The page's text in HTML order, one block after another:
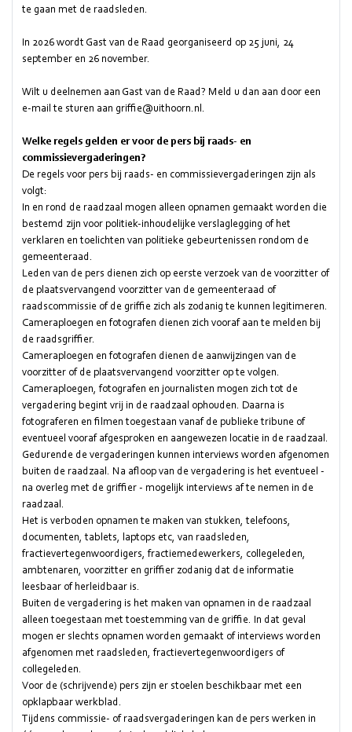
te gaan met de raadsleden.
In 2026 wordt Gast van de Raad georganiseerd op 25 juni, 24
september en 26 november.
Wilt u deelnemen aan Gast van de Raad? Meld u dan aan door een
e-mail te sturen aan griffie@uithoorn.nl.
Welke regels gelden er voor de pers bij raads- en
commissievergaderingen?
De regels voor pers bij raads- en commissievergaderingen zijn als
volgt:
In en rond de raadzaal mogen alleen opnamen gemaakt worden die
bestemd zijn voor politiek-inhoudelijke verslaglegging of het
verklaren en toelichten van politieke gebeurtenissen rondom de
gemeenteraad.
Leden van de pers dienen zich op eerste verzoek van de voorzitter of
de plaatsvervangend voorzitter van de gemeenteraad of
raadscommissie of de griffie zich als zodanig te kunnen legitimeren.
Cameraploegen en fotografen dienen zich vooraf aan te melden bij
de raadsgriffier.
Cameraploegen en fotografen dienen de aanwijzingen van de
voorzitter of de plaatsvervangend voorzitter op te volgen.
Cameraploegen, fotografen en journalisten mogen zich tot de
vergadering begint vrij in de raadzaal ophouden. Daarna is
fotograferen en filmen toegestaan vanaf de publieke tribune of
eventueel vooraf afgesproken en aangewezen locatie in de raadzaal.
Gedurende de vergaderingen kunnen interviews worden afgenomen
buiten de raadzaal. Na afloop van de vergadering is het eventueel -
na overleg met de griffier - mogelijk interviews af te nemen in de
raadzaal.
Het is verboden opnamen te maken van stukken, telefoons,
documenten, tablets, laptops etc, van raadsleden,
fractievertegenwoordigers, fractiemedewerkers, collegeleden,
ambtenaren, voorzitter en griffier zodanig dat de informatie
leesbaar of herleidbaar is.
Buiten de vergadering is het maken van opnamen in de raadzaal
alleen toegestaan met toestemming van de griffie. In dat geval
mogen er slechts opnamen worden gemaakt of interviews worden
afgenomen met raadsleden, fractievertegenwoordigers of
collegeleden.
Voor de (schrijvende) pers zijn er stoelen beschikbaar met een
opklapbaar werkblad.
Tijdens commissie- of raadsvergaderingen kan de pers werken in